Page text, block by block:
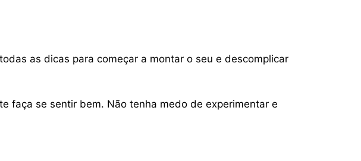
as dicas para começar a montar o seu e descomplicar
faça se sentir bem. Não tenha medo de experimentar e